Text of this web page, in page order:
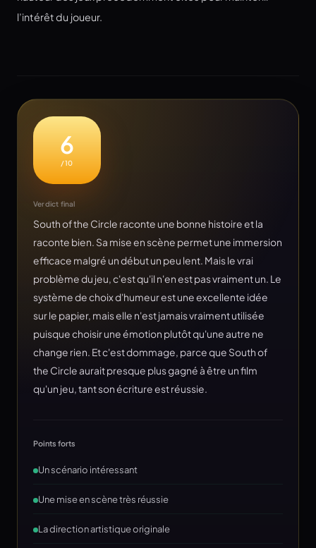
l’intérêt du joueur.
6
/10
Verdict final
South of the Circle raconte une bonne histoire et la
raconte bien. Sa mise en scène permet une immersion
efficace malgré un début un peu lent. Mais le vrai
problème du jeu, c'est qu'il n'en est pas vraiment un. Le
système de choix d'humeur est une excellente idée
sur le papier, mais elle n'est jamais vraiment utilisée
puisque choisir une émotion plutôt qu'une autre ne
change rien. Et c'est dommage, parce que South of
the Circle aurait presque plus gagné à être un film
qu'un jeu, tant son écriture est réussie.
Points forts
Un scénario intéressant
Une mise en scène très réussie
La direction artistique originale